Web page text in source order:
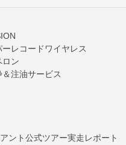
レコードワイヤレス
ロン
注油サービス
ント公式ツアー実走レポート